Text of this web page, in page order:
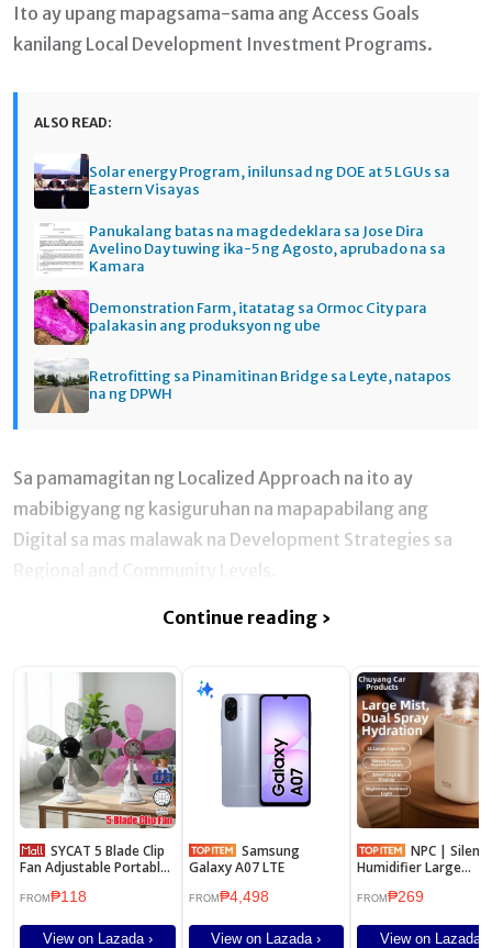
Ito ay upang mapagsama-sama ang Access Goals
kanilang Local Development Investment Programs.
ALSO READ:
Solar energy Program, inilunsad ng DOE at 5 LGUs sa
Eastern Visayas
Panukalang batas na magdedeklara sa Jose Dira
Avelino Day tuwing ika-5 ng Agosto, aprubado na sa
Kamara
Demonstration Farm, itatatag sa Ormoc City para
palakasin ang produksyon ng ube
Retrofitting sa Pinamitinan Bridge sa Leyte, natapos
na ng DPWH
Sa pamamagitan ng Localized Approach na ito ay
mabibigyang ng kasiguruhan na mapapabilang ang
Digital sa mas malawak na Development Strategies sa
Regional and Community Levels.
Continue reading ›
SYCAT 5 Blade Clip
Fan Adjustable Portable
Fan W/ Clip, Clover Fan
Fan
FROM ₱118
View on Lazada ›
Galaxy A07 LTE
FROM ₱4,498
View on Lazada ›
Humidifier Large
Office Baby Suitable
FROM₱269
View on Lazada ›